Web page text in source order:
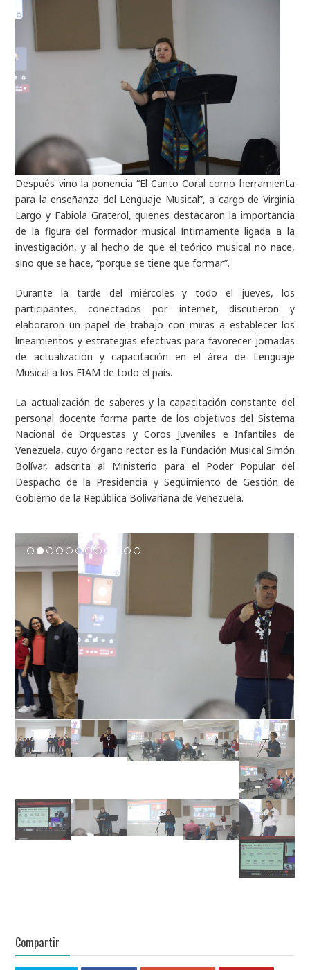
Después vino la ponencia “El Canto Coral como herramienta
para la enseñanza del Lenguaje Musical”, a cargo de Virginia
Largo y Fabiola Graterol, quienes destacaron la importancia
de la figura del formador musical íntimamente ligada a la
investigación, y al hecho de que el teórico musical no nace,
sino que se hace, “porque se tiene que formar”.
Durante la tarde del miércoles y todo el jueves, los
participantes, conectados por internet, discutieron y
elaboraron un papel de trabajo con miras a establecer los
lineamientos y estrategias efectivas para favorecer jornadas
de actualización y capacitación en el área de Lenguaje
Musical a los FIAM de todo el país.
La actualización de saberes y la capacitación constante del
personal docente forma parte de los objetivos del Sistema
Nacional de Orquestas y Coros Juveniles e Infantiles de
Venezuela, cuyo órgano rector es la Fundación Musical Simón
Bolívar, adscrita al Ministerio para el Poder Popular del
Despacho de la Presidencia y Seguimiento de Gestión de
Gobierno de la República Bolivariana de Venezuela.
Compartir